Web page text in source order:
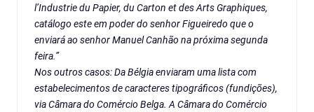
l’Industrie du Papier, du Carton et des Arts Graphiques,
catálogo este em poder do senhor Figueiredo que o
enviará ao senhor Manuel Canhão na próxima segunda
feira.”
Nos outros casos: Da Bélgia enviaram uma lista com
estabelecimentos de caracteres tipográficos (fundições),
via Câmara do Comércio Belga. A Câmara do Comércio